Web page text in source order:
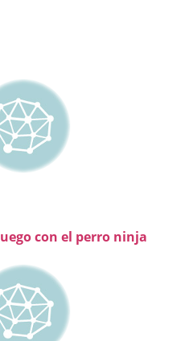
con el perro ninja